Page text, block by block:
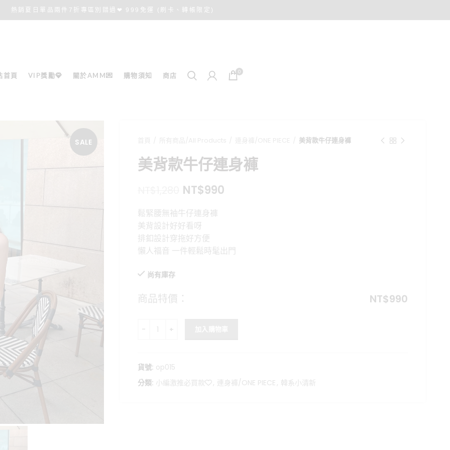
熱銷夏日單品兩件7折專區別錯過❤ 999免運 (刷卡、轉帳限定)
首頁 VIP獎勵💎 關於AMM💌 購物須知 商店 0
SALE 美背款牛仔連身褲
美背款牛仔連身褲
原
價
格：
NT$1,280。
NT$990目
鬆緊腰無袖牛仔連身褲
美背設計好好看呀
排釦設計穿拖好方便
懶人福音 一件輕鬆時髦出門
尚有庫存
商品特價： NT$990
美背款牛仔連身褲 數量
貨號: op015
分類: 小編激推必買款❤️, 連身褲/ONE PIECE , 韓系小清新